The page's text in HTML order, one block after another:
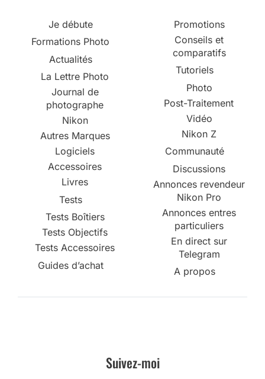
Je débute
Formations Photo
Actualités
La Lettre Photo
Journal de
photographe
Nikon
Autres Marques
Logiciels
Accessoires
Livres
Tests
Tests Boîtiers
Tests Objectifs
Tests Accessoires
Guides d’achat
Promotions
Conseils et
comparatifs
Tutoriels
Photo
Post-Traitement
Vidéo
Nikon Z
Communauté
Discussions
Annonces revendeur
Nikon Pro
Annonces entres
particuliers
En direct sur
Telegram
A propos
Suivez-moi